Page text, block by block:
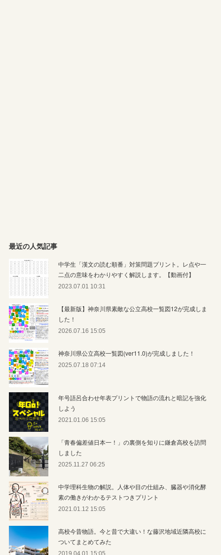
最近の人気記事
中学生「漢文の読む順番」対策問題プリント。レ点や一
二点の意味をわかりやすく解説します。【動画付】
2023.07.01 10:31
【最新版】神奈川県素敵な公立高校一覧図12が完成しま
した！
2026.07.16 15:05
神奈川県公立高校一覧図(ver11.0)が完成しました！
2025.07.18 07:14
年号語呂合わせ年表プリントで物語の流れと暗記を強化
しよう
2021.01.06 15:05
「青春偏差値日本一！」の裏側を知りに鎌倉高校を訪問
しました
2025.11.27 06:25
中学理科生物の解説。人体や目の仕組み、臓器や消化酵
素の働きがわかるテストつきプリント
2021.01.12 15:05
高校今昔物語。今と昔で大違い！な藤沢地域近隣高校に
ついてまとめてみた
2019.04.01 15:05